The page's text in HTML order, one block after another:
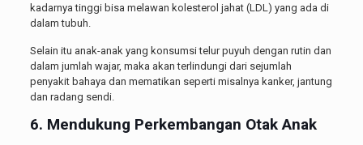
kadarnya tinggi bisa melawan kolesterol jahat (LDL) yang ada di
dalam tubuh.
Selain itu anak-anak yang konsumsi telur puyuh dengan rutin dan
dalam jumlah wajar, maka akan terlindungi dari sejumlah
penyakit bahaya dan mematikan seperti misalnya kanker, jantung
dan radang sendi.
6. Mendukung Perkembangan Otak Anak